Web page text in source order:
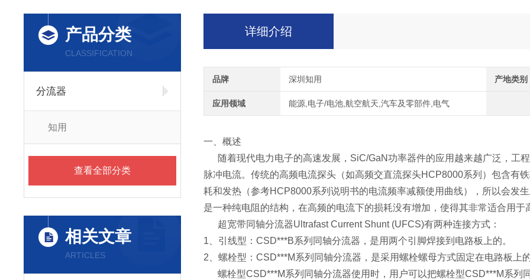
产品分类
CLASSIFICATION
分流器
知用
查看全部分类
相关文章
ARTICLES
详细介绍
品牌 深圳知用 产地类别
应用领域 能源,电子/电池,航空航天,汽车及零部件,电气
一、概述
随着现代电力电子的高速发展，SiC/GaN功率器件的应用越来越广泛，工
脉冲电流。传统的高频电流探头（如高频交直流探头HCP8000系列）包含有
耗和发热（参考HCP8000系列说明书的电流频率减额使用曲线），所以会发
是一种纯电阻的结构，在高频的电流下的损耗没有增加，使得其非常适合用于
超宽带同轴分流器Ultrafast Current Shunt (UFCS)有两种连接方式：
1、引线型：CSD***B系列同轴分流器，是用两个引脚焊接到电路板上的。
2、螺栓型：CSD***M系列同轴分流器，是采用螺栓螺母方式固定在电路板上
螺栓型CSD***M系列同轴分流器使用时，用户可以把螺栓型CSD***M系